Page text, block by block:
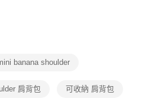
後付 」之結帳頁面顯示為準，若有關於
款等相關疑問，請聯繫「AFTEE先享後付
support/home
提供之「AFTEE先享後付」服務完成之交
banana shoulder
肩背包 可收納 肩背包